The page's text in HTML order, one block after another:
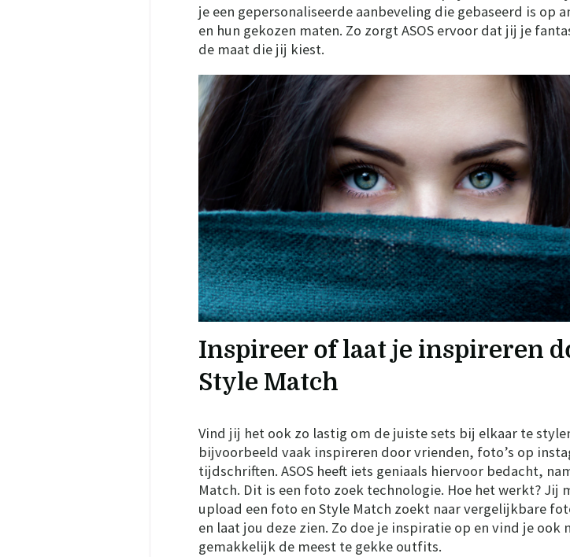
je een gepersonaliseerde aanbeveling die gebaseerd is op
en hun gekozen maten. Zo zorgt ASOS ervoor dat jij je
de maat die jij kiest.
Inspireer of laat je inspireren
Style Match
Vind jij het ook zo lastig om de juiste sets bij elkaar te
bijvoorbeeld vaak inspireren door vrienden, foto’s op
tijdschriften. ASOS heeft iets geniaals hiervoor bedacht,
Match. Dit is een foto zoek technologie. Hoe het werkt? Jij
upload een foto en Style Match zoekt naar vergelijkbare
en laat jou deze zien. Zo doe je inspiratie op en vind je ook
gemakkelijk de meest te gekke outfits.